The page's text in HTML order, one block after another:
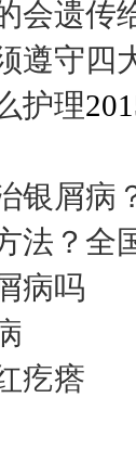
会遗传
遵守四
护理
银屑病
法？全
病吗
疙瘩